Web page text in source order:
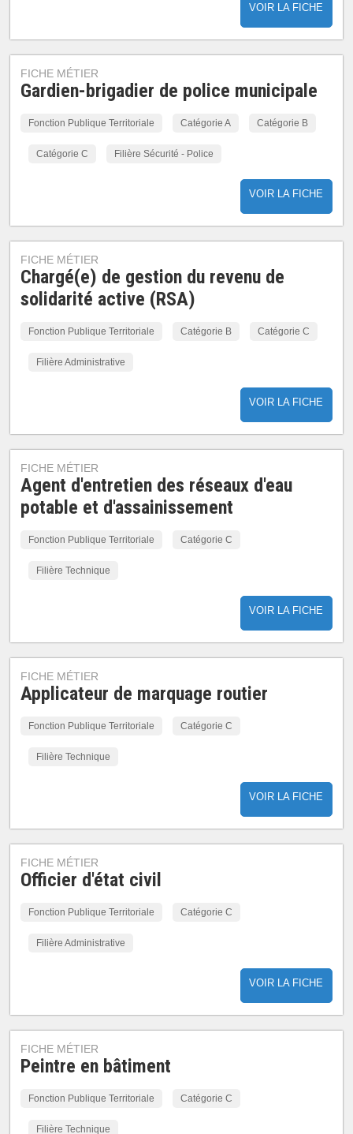
VOIR LA FICHE
FICHE MÉTIER
Gardien-brigadier de police municipale
Fonction Publique Territoriale Catégorie A Catégorie B
Catégorie C Filière Sécurité - Police
VOIR LA FICHE
FICHE MÉTIER
Chargé(e) de gestion du revenu de
solidarité active (RSA)
Fonction Publique Territoriale Catégorie B Catégorie C
Filière Administrative
VOIR LA FICHE
FICHE MÉTIER
Agent d'entretien des réseaux d'eau
potable et d'assainissement
Fonction Publique Territoriale Catégorie C
Filière Technique
VOIR LA FICHE
FICHE MÉTIER
Applicateur de marquage routier
Fonction Publique Territoriale Catégorie C
Filière Technique
VOIR LA FICHE
FICHE MÉTIER
Officier d'état civil
Fonction Publique Territoriale Catégorie C
Filière Administrative
VOIR LA FICHE
FICHE MÉTIER
Peintre en bâtiment
Fonction Publique Territoriale Catégorie C
Filière Technique